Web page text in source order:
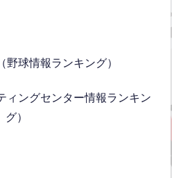
野球情報ランキング）
ィングセンター情報ランキン
グ）